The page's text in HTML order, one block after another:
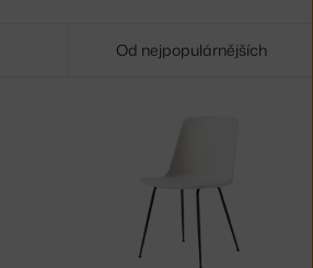
Od nejpopulárnějších